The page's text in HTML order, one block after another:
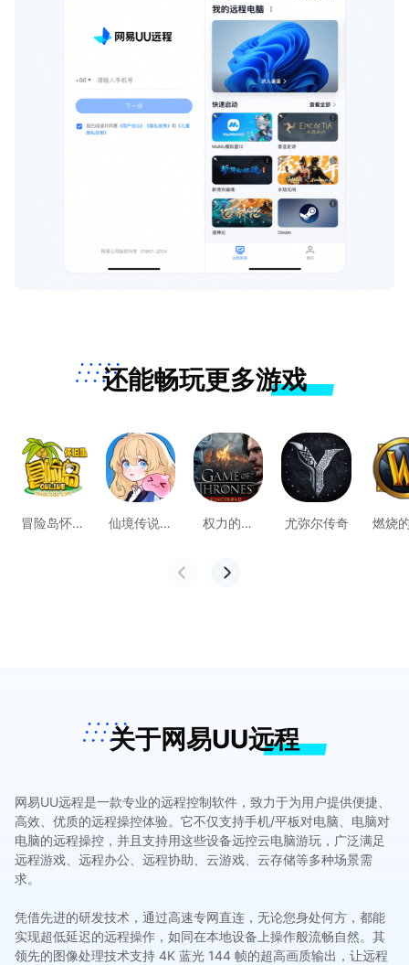
还能畅玩更多游戏
冒险岛怀旧
仙境传说：
权力的游
尤弥尔传奇
燃烧
关于网易UU远程
网易UU远程是一款专业的远程控制软件，致力于为用户提供便捷、
高效、优质的远程操控体验。它不仅支持手机/平板对电脑、电脑对
电脑的远程操控，并且支持用这些设备远控云电脑游玩，广泛满足
远程游戏、远程办公、远程协助、云游戏、云存储等多种场景需
求。
凭借先进的研发技术，通过高速专网直连，无论您身处何方，都能
实现超低延迟的远程操作，如同在本地设备上操作般流畅自然。其
领先的图像处理技术支持 4K 蓝光 144 帧的超高画质输出，让远程